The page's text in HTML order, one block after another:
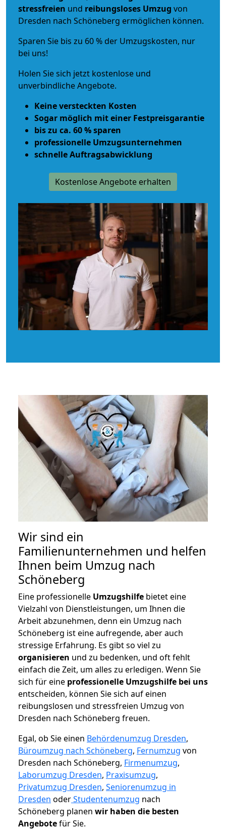
stressfreien und reibungsloses Umzug von
Dresden nach Schöneberg ermöglichen können.
Sparen Sie bis zu 60 % der Umzugskosten, nur
bei uns!
Holen Sie sich jetzt kostenlose und
unverbindliche Angebote.
Keine versteckten Kosten
Sogar möglich mit einer Festpreisgarantie
bis zu ca. 60 % sparen
professionelle Umzugsunternehmen
schnelle Auftragsabwicklung
Kostenlose Angebote erhalten
Wir sind ein
Familienunternehmen und helfen
Ihnen beim Umzug nach
Schöneberg
Eine professionelle Umzugshilfe bietet eine
Vielzahl von Dienstleistungen, um Ihnen die
Arbeit abzunehmen, denn ein Umzug nach
Schöneberg ist eine aufregende, aber auch
stressige Erfahrung. Es gibt so viel zu
organisieren und zu bedenken, und oft fehlt
einfach die Zeit, um alles zu erledigen. Wenn Sie
sich für eine professionelle Umzugshilfe bei uns
entscheiden, können Sie sich auf einen
reibungslosen und stressfreien Umzug von
Dresden nach Schöneberg freuen.
Egal, ob Sie einen Behördenumzug Dresden,
Büroumzug nach Schöneberg, Fernumzug von
Dresden nach Schöneberg, Firmenumzug,
Laborumzug Dresden, Praxisumzug,
Privatumzug Dresden, Seniorenumzug in
Dresden oderStudentenumzug nach
Schöneberg planen wir haben die besten
Angebotefür Sie.